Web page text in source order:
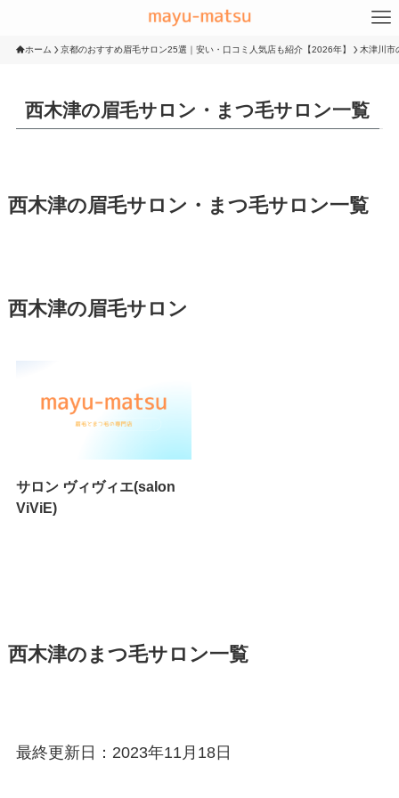
ホーム 京都のおすすめ眉毛サロン25選｜安い・口コミ人気店も紹介【2026年】 木津川市
西木津の眉毛サロン・まつ毛サロン一覧
西木津の眉毛サロン・まつ毛サロン一覧
西木津の眉毛サロン
サロン ヴィヴィエ(salon
ViViE)
西木津のまつ毛サロン一覧
最終更新日：2023年11月18日